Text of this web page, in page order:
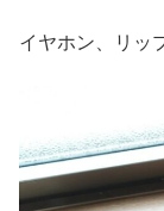
イヤホン、リッ